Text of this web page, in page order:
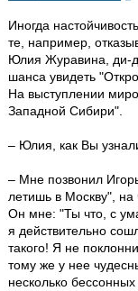
Иногда
те, например,
Юлия Журавина, ди-
шанса увидеть
На выступлении
Западной Сибири"
– Юлия, как Вы
– Мне позвонил
летишь в Москву", на
Он мне: "Ты что, с
я действительно
такого! Я не
тому же у нее
несколько